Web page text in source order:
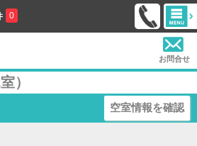
0
お問合せ
室）
空室情報を確認